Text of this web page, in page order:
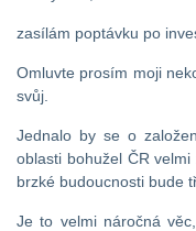
zasílám poptávku po
Omluvte prosím moji
svůj.
Jednalo by se o
oblasti bohužel ČR
brzké budoucnosti bude
Je to velmi náročná